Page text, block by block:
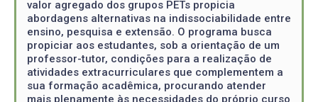
valor agregado dos grupos PETs propicia
abordagens alternativas na indissociabilidade entre
ensino, pesquisa e extensão. O programa busca
propiciar aos estudantes, sob a orientação de um
professor-tutor, condições para a realização de
atividades extracurriculares que complementem a
sua formação acadêmica, procurando atender
mais plenamente às necessidades do próprio curso